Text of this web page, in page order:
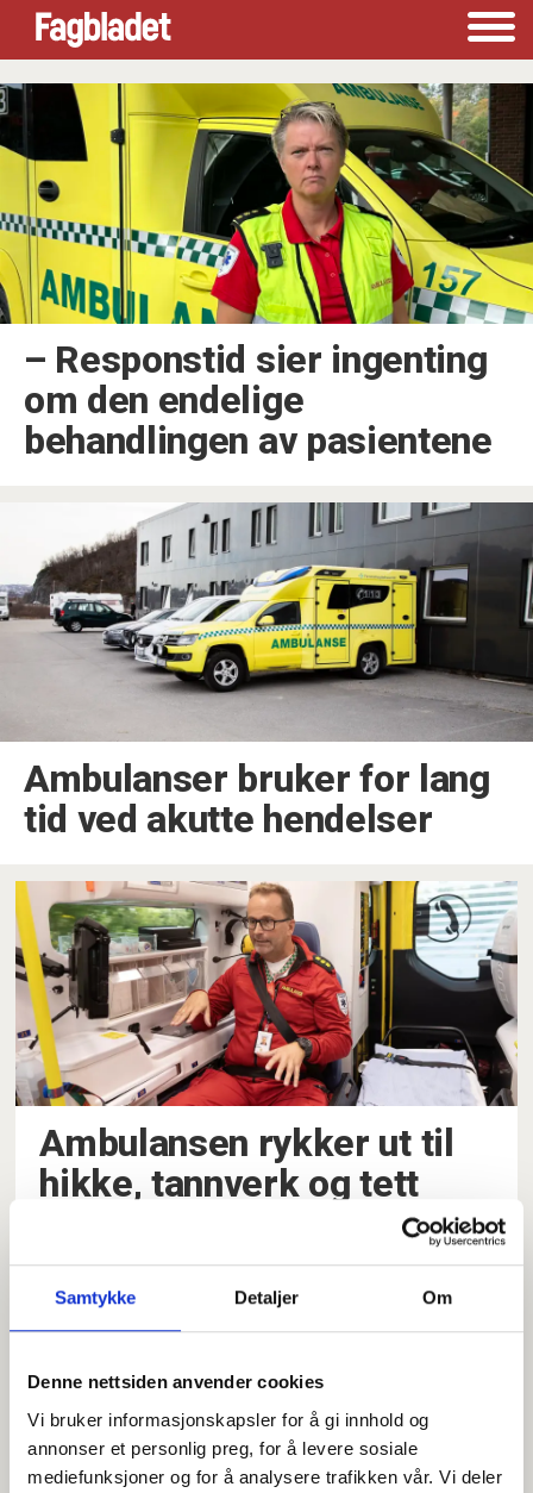
Samtykke Detaljer Om
Denne nettsiden anvender cookies
Vi bruker informasjonskapsler for å gi innhold og
annonser et personlig preg, for å levere sosiale
mediefunksjoner og for å analysere trafikken vår. Vi deler
Tag:
amk
– Responstid sier ingenting
om den endelige
behandlingen av pasientene
Ambulanser bruker for lang
tid ved akutte hendelser
Ambulansen rykker ut til
hikke, tannverk og tett
nese: –⁠ Tom for Otrivin